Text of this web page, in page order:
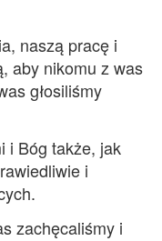
naszą pracę i
aby nikomu z was
głosiliśmy
i Bóg także, jak
i
zachęcaliśmy i